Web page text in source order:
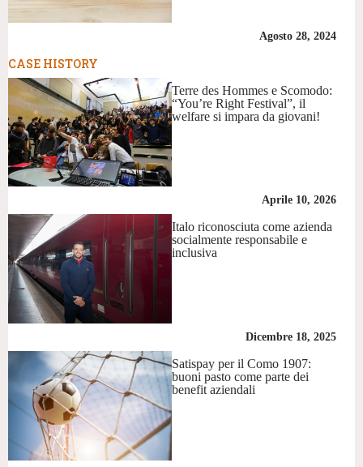
Agosto 28, 2024
CASE HISTORY
Terre des Hommes e Scomodo:
“You’re Right Festival”, il
welfare si impara da giovani!
Aprile 10, 2026
Italo riconosciuta come azienda
socialmente responsabile e
inclusiva
Dicembre 18, 2025
Satispay per il Como 1907:
buoni pasto come parte dei
benefit aziendali